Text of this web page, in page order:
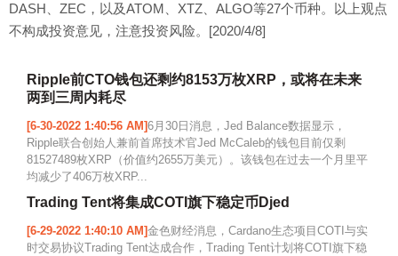
DASH、ZEC，以及ATOM、XTZ、ALGO等27个币种。以上观点
不构成投资意见，注意投资风险。[2020/4/8]
Ripple前CTO钱包还剩约8153万枚XRP，或将在未来
两到三周内耗尽
[6-30-2022 1:40:56 AM]6月30日消息，Jed Balance数据显示，
Ripple联合创始人兼前首席技术官Jed McCaleb的钱包目前仅剩
81527489枚XRP（价值约2655万美元）。该钱包在过去一个月里平
均减少了406万枚XRP...
Trading Tent将集成COTI旗下稳定币Djed
[6-29-2022 1:40:10 AM]金色财经消息，Cardano生态项目COTI与实
时交易协议Trading Tent达成合作，Trading Tent计划将COTI旗下稳